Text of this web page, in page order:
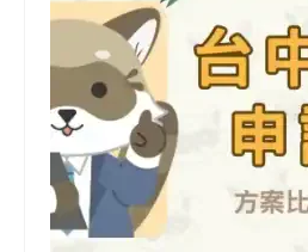
其他貸款
申貸Q&A
久通專欄
時事解析
生活理財